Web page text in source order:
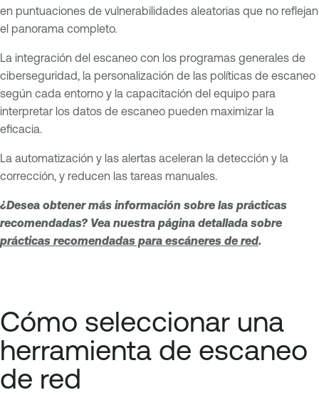
en puntuaciones de vulnerabilidades aleatorias que no reflejan
el panorama completo.
La integración del escaneo con los programas generales de
ciberseguridad, la personalización de las políticas de escaneo
según cada entorno y la capacitación del equipo para
interpretar los datos de escaneo pueden maximizar la
eficacia.
La automatización y las alertas aceleran la detección y la
corrección, y reducen las tareas manuales.
¿Desea obtener más información sobre las prácticas
recomendadas? Vea nuestra página detallada sobre
prácticas recomendadas para escáneres de red.
Cómo seleccionar una
herramienta de escaneo
de red